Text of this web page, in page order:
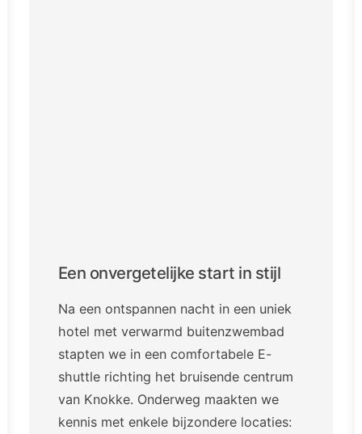
Een onvergetelijke start in stijl
Na een ontspannen nacht in een uniek
hotel met verwarmd buitenzwembad
stapten we in een comfortabele E-
shuttle richting het bruisende centrum
van Knokke. Onderweg maakten we
kennis met enkele bijzondere locaties: